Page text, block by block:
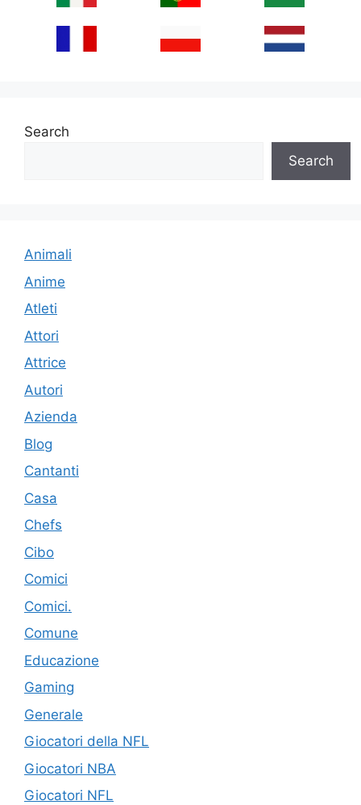
Search
Search
Animali
Anime
Atleti
Attori
Attrice
Autori
Azienda
Blog
Cantanti
Casa
Chefs
Cibo
Comici
Comici.
Comune
Educazione
Gaming
Generale
Giocatori della NFL
Giocatori NBA
Giocatori NFL